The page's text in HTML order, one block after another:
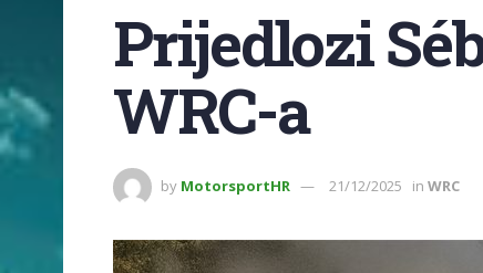
Prijedlozi
WRC-a
by MotorsportHR 21/12/2025 in WRC